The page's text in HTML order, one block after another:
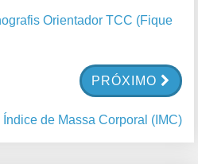
Orientador TCC (Fique
PRÓXIMO
Índice de Massa Corporal (IMC)